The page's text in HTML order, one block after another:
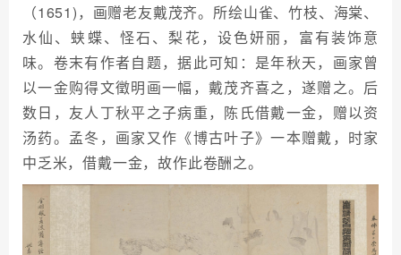
（1651)，画赠老友戴茂齐。所绘山雀、竹枝、海棠、
水仙、蛱蝶、怪石、梨花，设色妍丽，富有装饰意
味。卷末有作者自题，据此可知：是年秋天，画家曾
以一金购得文徵明画一幅，戴茂齐喜之，遂赠之。后
数日，友人丁秋平之子病重，陈氏借戴一金，赠以资
汤药。孟冬，画家又作《博古叶子》一本赠戴，时家
中乏米，借戴一金，故作此卷酬之。